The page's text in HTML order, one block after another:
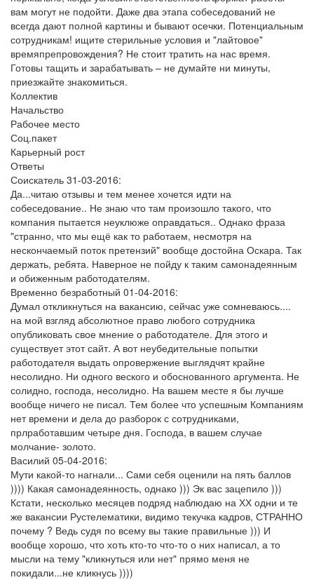
вам могут не подойти. Даже два этапа собеседований не
всегда дают полной картины и бывают осечки. Потенциальным
сотрудникам! ищите стерильные условия и "лайтовое"
времяпрепровождения? Не стоит тратить на нас время.
Готовы тащить и зарабатывать – не думайте ни минуты,
приезжайте знакомиться.
Коллектив
Начальство
Рабочее место
Соц.пакет
Карьерный рост
Ответы
Соискатель 31-03-2016:
Да...читаю отзывы и тем менее хочется идти на
собеседование.. Не знаю что там произошло такого, что
компания пытается неуклюже оправдаться.. Однако фраза
"странно, что мы ещё как то работаем, несмотря на
нескончаемый поток претензий" вообще достойна Оскара. Так
держать, ребята. Наверное не пойду к таким самонадеянным
и обиженным работодателям.
Временно безработный 01-04-2016:
Думал откликнуться на вакансию, сейчас уже сомневаюсь....
на мой взгляд абсолютное право любого сотрудника
опубликовать свое мнение о работодателе. Для этого и
существует этот сайт. А вот неубедительные попытки
работодателя выдать опровержение выглядчят крайне
несолидно. Ни одного веского и обоснованного аргумента. Не
солидно, господа, несолидно. На вашем месте я бы лучше
вообще ничего не писал. Тем более что успешным Компаниям
нет времени и дела до разборок с сотрудниками,
прлработавшим четыре дня. Господа, в вашем случае
молчание- золото.
Василий 05-04-2016:
Мути какой-то нагнали... Сами себя оценили на пять баллов
)))) Какая самонадеянность, однако ))) Эк вас зацепило )))
Кстати, несколько месяцев подряд наблюдаю на ХХ одни и те
же вакансии Рустелематики, видимо текучка кадров, СТРАННО
почему ? Ведь судя по всему вы такие правильные ))) И
вообще хорошо, что хоть кто-то что-то о них написал, а то
мысли на тему "кликнуться или нет" прямо меня не
покидали...не кликнусь ))))